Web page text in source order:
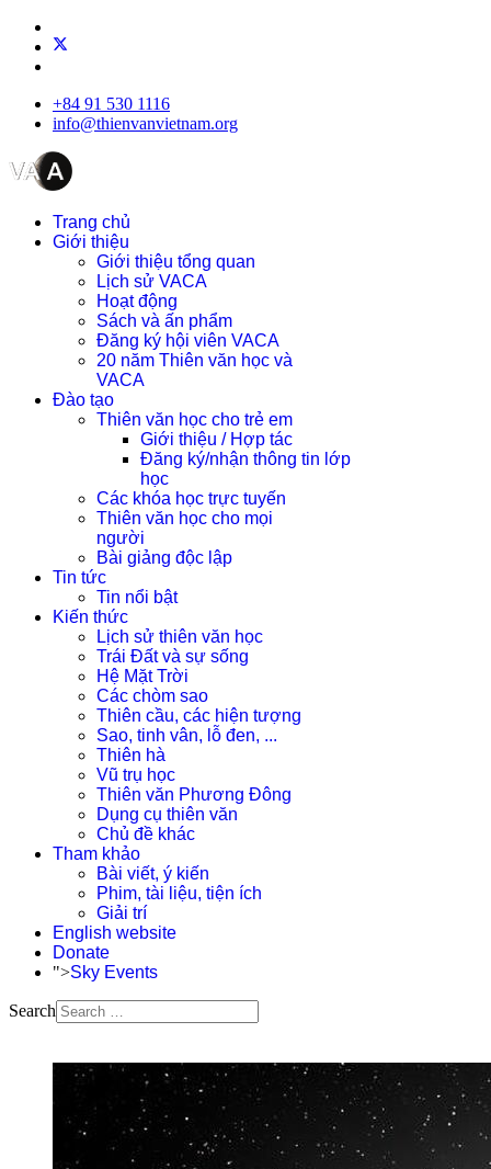
+84 91 530 1116
info@thienvanvietnam.org
Trang chủ
Giới thiệu
Giới thiệu tổng quan
Lịch sử VACA
Hoạt động
Sách và ấn phẩm
Đăng ký hội viên VACA
20 năm Thiên văn học và
VACA
Đào tạo
Thiên văn học cho trẻ em
Giới thiệu / Hợp tác
Đăng ký/nhận thông tin lớp
học
Các khóa học trực tuyến
Thiên văn học cho mọi
người
Bài giảng độc lập
Tin tức
Tin nổi bật
Kiến thức
Lịch sử thiên văn học
Trái Đất và sự sống
Hệ Mặt Trời
Các chòm sao
Thiên cầu, các hiện tượng
Sao, tinh vân, lỗ đen, ...
Thiên hà
Vũ trụ học
Thiên văn Phương Đông
Dụng cụ thiên văn
Chủ đề khác
Tham khảo
Bài viết, ý kiến
Phim, tài liệu, tiện ích
Giải trí
English website
Donate
">Sky Events
Search